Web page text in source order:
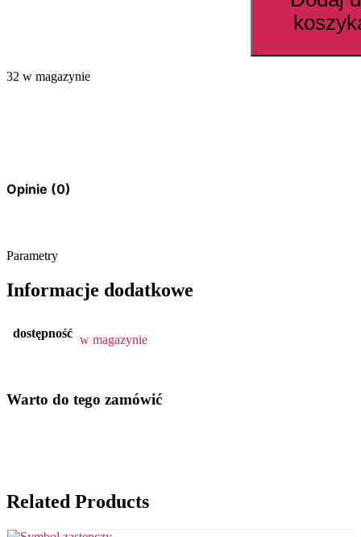
32 w magazynie
Opinie (0)
Parametry
Informacje dodatkowe
dostępność w magazynie
Warto do tego zamówić
Related Products